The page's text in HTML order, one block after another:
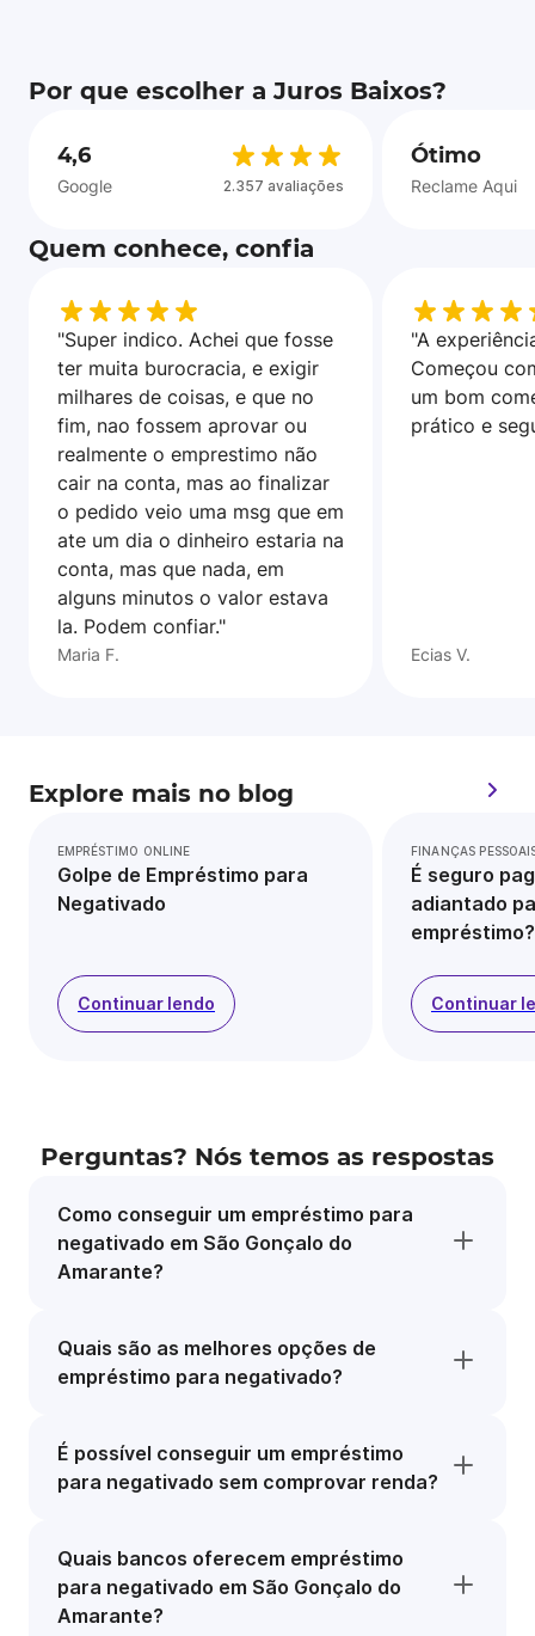
Por que escolher a Juros Baixos?
4,6
Google 2.357 avaliações
Ótimo
Reclame Aqui
Quem conhece, confia
"Super indico. Achei que fosse
ter muita burocracia, e exigir
milhares de coisas, e que no
fim, nao fossem aprovar ou
realmente o emprestimo não
cair na conta, mas ao finalizar
o pedido veio uma msg que em
ate um dia o dinheiro estaria na
conta, mas que nada, em
alguns minutos o valor estava
la. Podem confiar."
Maria F.
"A
Começou
um bom
prático e
Ecias V.
Explore mais no blog
EMPRÉSTIMO ONLINE
Golpe de Empréstimo para
Negativado
Continuar lendo
FINANÇAS
É seguro
adiantado
empréstimo?
Continuar
Perguntas? Nós temos as respostas
Como conseguir um empréstimo para
negativado em São Gonçalo do
Amarante?
Quais são as melhores opções de
empréstimo para negativado?
É possível conseguir um empréstimo
para negativado sem comprovar renda?
Quais bancos oferecem empréstimo
para negativado em São Gonçalo do
Amarante?